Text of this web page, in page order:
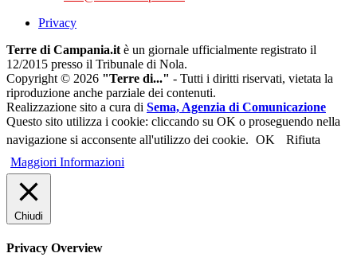
Privacy
Terre di Campania.it è un giornale ufficialmente registrato il
12/2015 presso il Tribunale di Nola.
Copyright © 2026 "Terre di..." - Tutti i diritti riservati, vietata la
riproduzione anche parziale dei contenuti.
Realizzazione sito a cura di Sema, Agenzia di Comunicazione
Questo sito utilizza i cookie: cliccando su OK o proseguendo nella
navigazione si acconsente all'utilizzo dei cookie. OK
Rifiuta
Maggiori Informazioni
Chiudi
Privacy Overview